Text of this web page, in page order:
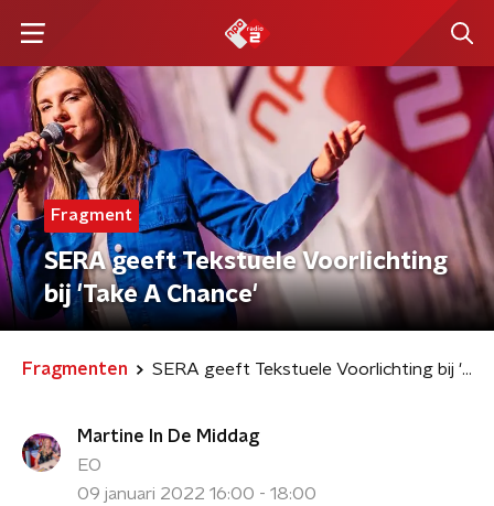
Fragment
SERA geeft Tekstuele Voorlichting
bij 'Take A Chance'
Fragmenten SERA geeft Tekstuele Voorlichting bij 'Take A Chance'
Martine In De Middag
EO
09 januari 2022 16:00 - 18:00